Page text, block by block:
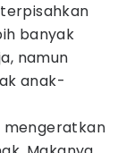
banyak
namun
anak-
mengeratkan